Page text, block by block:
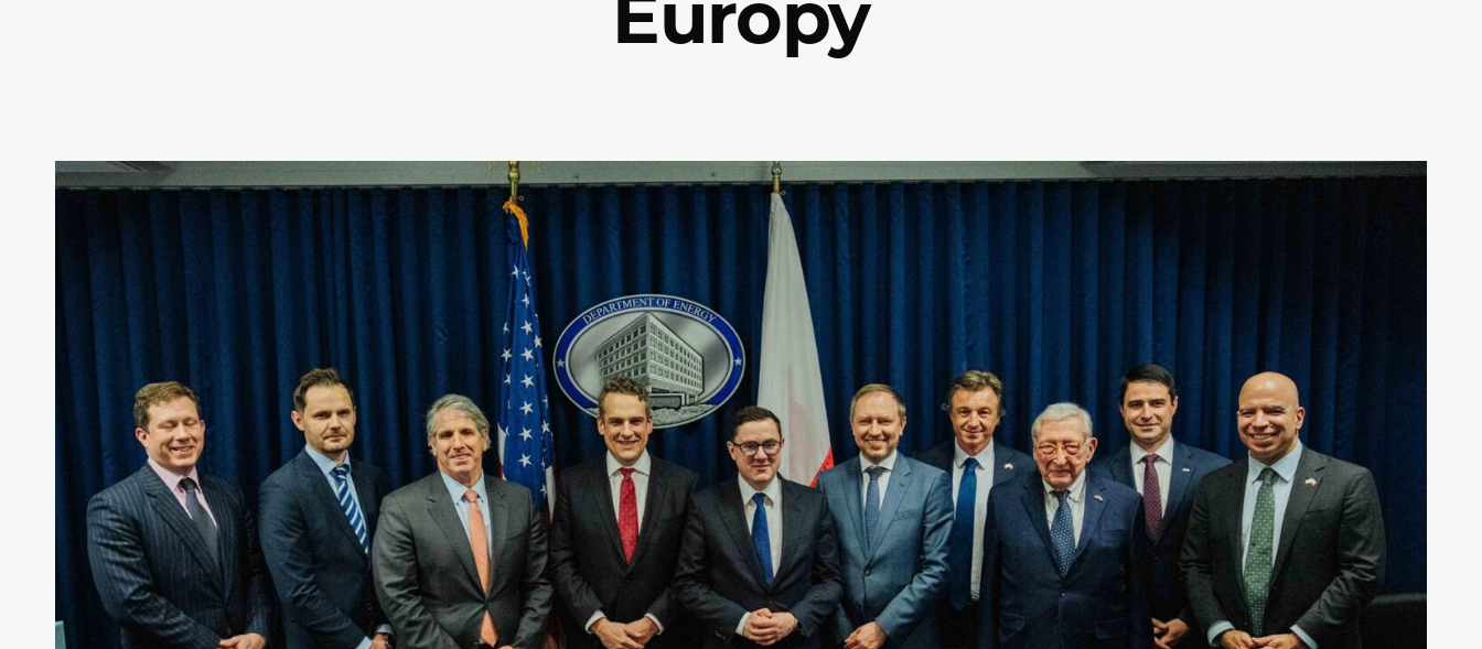
Europy